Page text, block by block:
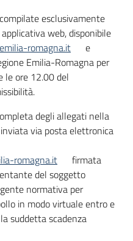
esclusivamente
web, disponibile
romagna.it
e
Emilia-Romagna per
le ore 12.00 del
degli allegati nella
via posta elettronica
romagna.it
firmata
del soggetto
normativa per
in modo virtuale entro e
suddetta scadenza